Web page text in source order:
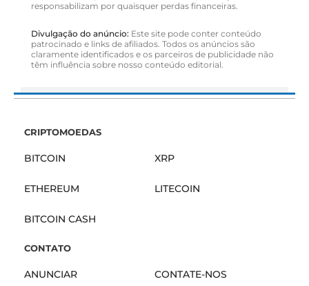
responsabilizam por quaisquer perdas financeiras.
Divulgação do anúncio: Este site pode conter conteúdo
patrocinado e links de afiliados. Todos os anúncios são
claramente identificados e os parceiros de publicidade não
têm influência sobre nosso conteúdo editorial.
CRIPTOMOEDAS
BITCOIN XRP
ETHEREUM LITECOIN
BITCOIN CASH
CONTATO
ANUNCIAR CONTATE-NOS